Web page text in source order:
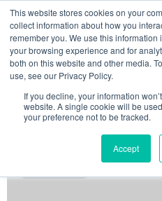
This website stores cookies on your
collect information about how you
remember you. We use this
your browsing experience and for
both on this website and other media.
use, see our Privacy Policy.
If you decline, your information
website. A single cookie will be
your preference not to be tracked.
Accept
Vai
contenuto
08/08/
Linkedin X
INIZIATIVE